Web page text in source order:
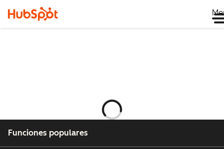
Cargando
Funciones populares